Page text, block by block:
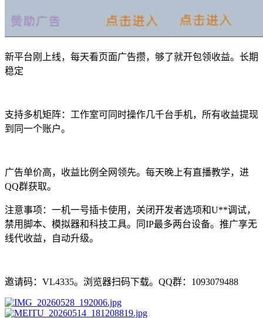
新平台刚上线，每天看页面广告攒，够了就开包领收益。长期
稳定
支持多机矩阵：工作室可同时操作几千台手机，所有收益提现
到同一个账户。
广告单价高，收益比例全网领先。每天晚上有直播教学，进
QQ群获取。
注意事项：一机一号插卡使用，关闭开发者选项和U**调试，
禁用脚本、模拟器和科技工具。同IP最多两台设备。推广享无
线代收益，自动升级。
邀请码：VL4335。浏览器扫码下载。QQ群：1093079488